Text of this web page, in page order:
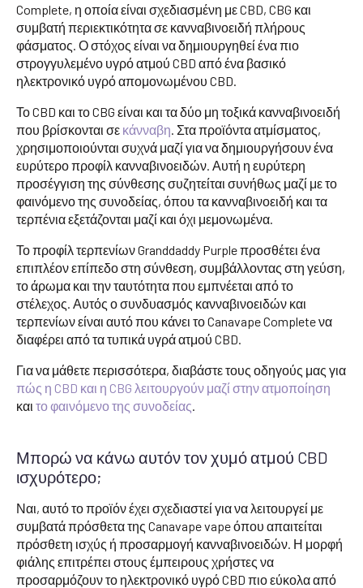
Complete, η οποία είναι σχεδιασμένη με CBD, CBG και
συμβατή περιεκτικότητα σε κανναβινοειδή πλήρους
φάσματος. Ο στόχος είναι να δημιουργηθεί ένα πιο
στρογγυλεμένο υγρό ατμού CBD από ένα βασικό
ηλεκτρονικό υγρό απομονωμένου CBD.
Το CBD και το CBG είναι και τα δύο μη τοξικά κανναβινοειδή
που βρίσκονται σε κάνναβη . Στα προϊόντα ατμίσματος,
χρησιμοποιούνται συχνά μαζί για να δημιουργήσουν ένα
ευρύτερο προφίλ κανναβινοειδών. Αυτή η ευρύτερη
προσέγγιση της σύνθεσης συζητείται συνήθως μαζί με το
φαινόμενο της συνοδείας, όπου τα κανναβινοειδή και τα
τερπένια εξετάζονται μαζί και όχι μεμονωμένα.
Το προφίλ τερπενίων Granddaddy Purple προσθέτει ένα
επιπλέον επίπεδο στη σύνθεση, συμβάλλοντας στη γεύση,
το άρωμα και την ταυτότητα που εμπνέεται από το
στέλεχος. Αυτός ο συνδυασμός κανναβινοειδών και
τερπενίων είναι αυτό που κάνει το Canavape Complete να
διαφέρει από τα τυπικά υγρά ατμού CBD.
Για να μάθετε περισσότερα, διαβάστε τους οδηγούς μας για
πώς η CBD και η CBG λειτουργούν μαζί στην ατμοποίηση
και το φαινόμενο της συνοδείας
Μπορώ να κάνω αυτόν τον χυμό ατμού CBD
ισχυρότερο;
Ναι, αυτό το προϊόν έχει σχεδιαστεί για να λειτουργεί με
συμβατά πρόσθετα της Canavape vape όπου απαιτείται
πρόσθετη ισχύς ή προσαρμογή κανναβινοειδών. Η μορφή
φιάλης επιτρέπει στους έμπειρους χρήστες να
προσαρμόζουν το ηλεκτρονικό υγρό CBD πιο εύκολα από